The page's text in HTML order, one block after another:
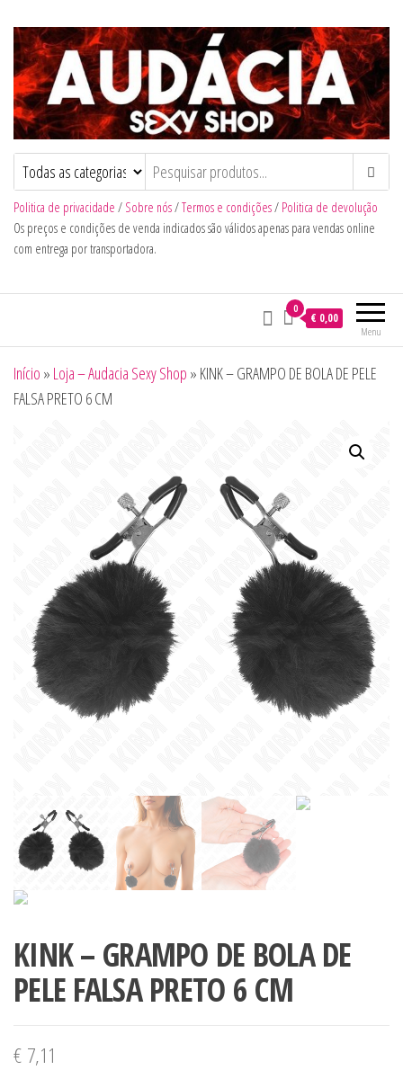
Audacia Sexy Shop
Politica de privacidade / Sobre nós/Termos e condições/ Politica de devolução
Os preços e condições de venda indicados são válidos apenas para vendas online
com entrega por transportadora.
Menu
0
€ 0,00
Início » Loja – Audacia Sexy Shop » KINK – GRAMPO DE BOLA DE PELE
FALSA PRETO 6 CM
KINK – GRAMPO DE BOLA DE
PELE FALSA PRETO 6 CM
€ 7,11